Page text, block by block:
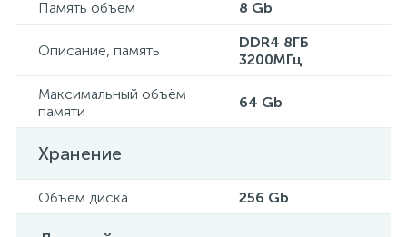
Память объем 8 Gb
Описание, память
DDR4 8ГБ
3200МГц
Максимальный объём
памяти
64 Gb
Хранение
Объем диска 256 Gb